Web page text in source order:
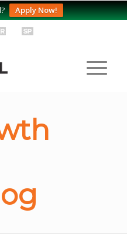
Apply Now!